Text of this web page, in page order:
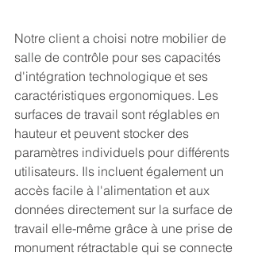
Notre client a choisi notre mobilier de
salle de contrôle pour ses capacités
d'intégration technologique et ses
caractéristiques ergonomiques. Les
surfaces de travail sont réglables en
hauteur et peuvent stocker des
paramètres individuels pour différents
utilisateurs. Ils incluent également un
accès facile à l'alimentation et aux
données directement sur la surface de
travail elle-même grâce à une prise de
monument rétractable qui se connecte